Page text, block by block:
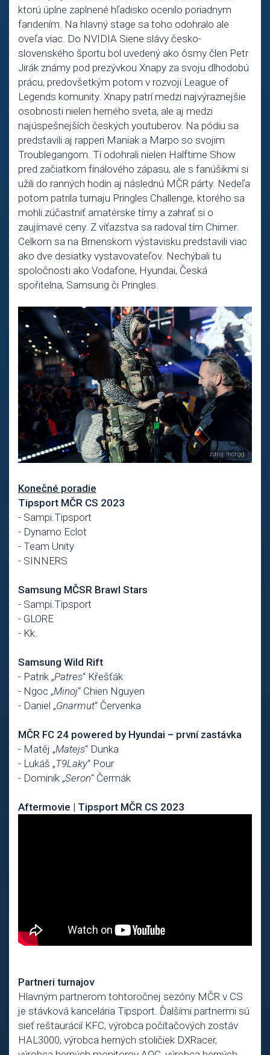
ktorú úplne zaplnené hľadisko ocenilo poriadnym
fandením. Na hlavný stage sa toho odohralo ale
oveľa viac. Do NVIDIA Siene slávy česko-
slovenského športu bol uvedený ako ôsmy člen Petr
Jirák známy pod prezývkou Xnapy za svoju dlhodobú
prácu, predovšetkým potom v rozvoji League of
Legends komunity. Xnapy patrí medzi najvýraznejšie
osobnosti nielen herného sveta, ale aj medzi
najúspešnejších českých youtuberov. Na pódiu sa
predstavili aj rapperi Maniak a Marpo so svojim
Troublegangom. Tí odohrali nielen Halftime Show
pred začiatkom finálového zápasu, ale s fanúšikmi si
užili do ranných hodín aj následnú MČR párty. Nedeľa
potom patrila turnaju Pringles Challenge, ktorého sa
mohli zúčastniť amatérske tímy a zahrať si o
zaujímavé ceny. Z víťazstva sa radoval tím Chimer.
Celkom sa na Brnenskom výstavisku predstavili viac
ako dve desiatky vystavovateľov. Nechýbali tu
spoločnosti ako Vodafone, Hyundai, Česká
spořitelna, Samsung či Pringles.
Konečné poradie
Tipsport MČR CS 2023
- Sampi.Tipsport
- Dynamo Eclot
- Team Unity
- SINNERS
Samsung MČSR Brawl Stars
- Sampi.Tipsport
- GLORE
- Kk.
Samsung Wild Rift
- Patrik „Patres“ Křešťák
- Ngoc „Minoj“ Chien Nguyen
- Daniel „Gnarmut“ Červenka
MČR FC 24 powered by Hyundai – první zastávka
- Matěj „Matejs“ Dunka
- Lukáš „T9Laky“ Pour
- Dominik „Seron“ Čermák
Aftermovie | Tipsport MČR CS 2023
Partneri turnajov
Hlavným partnerom tohtoročnej sezóny MČR v CS
je stávková kancelária Tipsport. Ďalšími partnermi sú
sieť reštaurácií KFC, výrobca počítačových zostáv
HAL3000, výrobca herných stoličiek DXRacer,